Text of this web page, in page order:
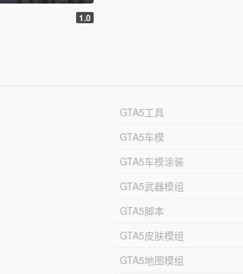
1.0
GTA5工具
GTA5车模
GTA5车模涂装
GTA5武器模组
GTA5脚本
GTA5皮肤模组
GTA5地图模组